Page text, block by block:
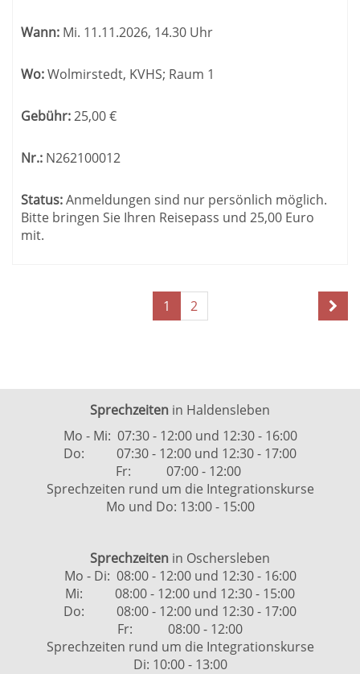
Wann: Mi. 11.11.2026, 14.30 Uhr
Wo:Wolmirstedt, KVHS; Raum 1
Gebühr:25,00€
Nr.: N262100012
Status:Anmeldungen sind nur persönlich möglich.
Bitte bringen Sie Ihren Reisepass und 25,00 Euro
mit.
Seiten
blättern
1 2
Sprechzeiten in Haldensleben
Mo - Mi: 07:30 - 12:00 und 12:30 - 16:00
Do: 07:30 - 12:00 und 12:30 - 17:00
Fr: 07:00 - 12:00
Sprechzeiten rund um die Integrationskurse
Mo und Do: 13:00 - 15:00
Sprechzeiten in Oschersleben
Mo - Di: 08:00 - 12:00 und 12:30 - 16:00
Mi: 08:00 - 12:00 und 12:30 - 15:00
Do: 08:00 - 12:00 und 12:30 - 17:00
Fr: 08:00 - 12:00
Sprechzeiten rund um die Integrationskurse
Di: 10:00 - 13:00